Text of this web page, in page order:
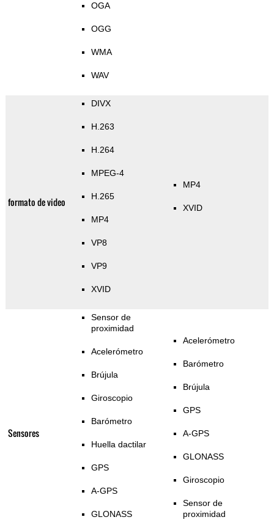
OGA
OGG
WMA
WAV
formato de video
DIVX
H.263
H.264
MPEG-4
H.265
MP4
VP8
VP9
XVID
MP4
XVID
Sensores
Sensor de
proximidad
Acelerómetro
Brújula
Giroscopio
Barómetro
Huella dactilar
GPS
A-GPS
GLONASS
Acelerómetro
Barómetro
Brújula
GPS
A-GPS
GLONASS
Giroscopio
Sensor de
proximidad